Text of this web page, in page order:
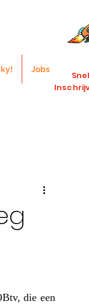
Jobs
die een